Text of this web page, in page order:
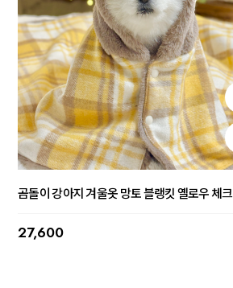
곰돌이 강아지 겨울옷 망토 블랭킷 옐로우 체크
27,600